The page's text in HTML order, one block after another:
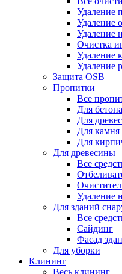
Удаление
Удаление
Удаление
Очистка
Удаление
Удаление
Защита OSB
Пропитки
Все
Для бетона
Для
Для камня
Для
Для древесины
Все
Удаление
Для зданий
Все
Сайдинг
Фасад
Для уборки
Клининг
Весь клининг